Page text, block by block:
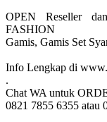
OPEN Reseller
FASHION
Gamis, Gamis Set
Info Lengkap di
.
Chat WA untuk
0821 7855 6355 atau